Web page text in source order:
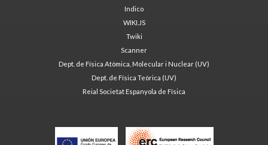
Indico
WIKI.JS
Twiki
Scanner
Dept. de Física Atòmica, Molecular i Nuclear (UV)
Dept. de Física Teòrica (UV)
Reial Societat Espanyola de Física